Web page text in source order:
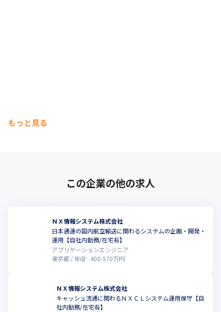
もっと見る
この企業の他の求人
ＮＸ情報システム株式会社
日本通運の国内航空輸送に関わるシステムの企画・開発・
運用【自社内勤務/在宅有】
アプリケーションエンジニア
東京都
年収 : 400-570万円
ＮＸ情報システム株式会社
キャッシュ流通に関わるＮＸＣＬシステム運用保守【自
社内勤務/在宅有】